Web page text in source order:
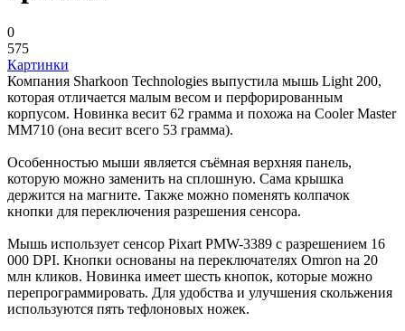
0
575
Картинки
Компания Sharkoon Technologies выпустила мышь Light 200,
которая отличается малым весом и перфорированным
корпусом. Новинка весит 62 грамма и похожа на Cooler Master
MM710 (она весит всего 53 грамма).
Особенностью мыши является съёмная верхняя панель,
которую можно заменить на сплошную. Сама крышка
держится на магните. Также можно поменять колпачок
кнопки для переключения разрешения сенсора.
Мышь использует сенсор Pixart PMW-3389 с разрешением 16
000 DPI. Кнопки основаны на переключателях Omron на 20
млн кликов. Новинка имеет шесть кнопок, которые можно
перепрограммировать. Для удобства и улучшения скольжения
используются пять тефлоновых ножек.